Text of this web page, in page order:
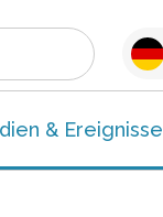
& Ereignisse